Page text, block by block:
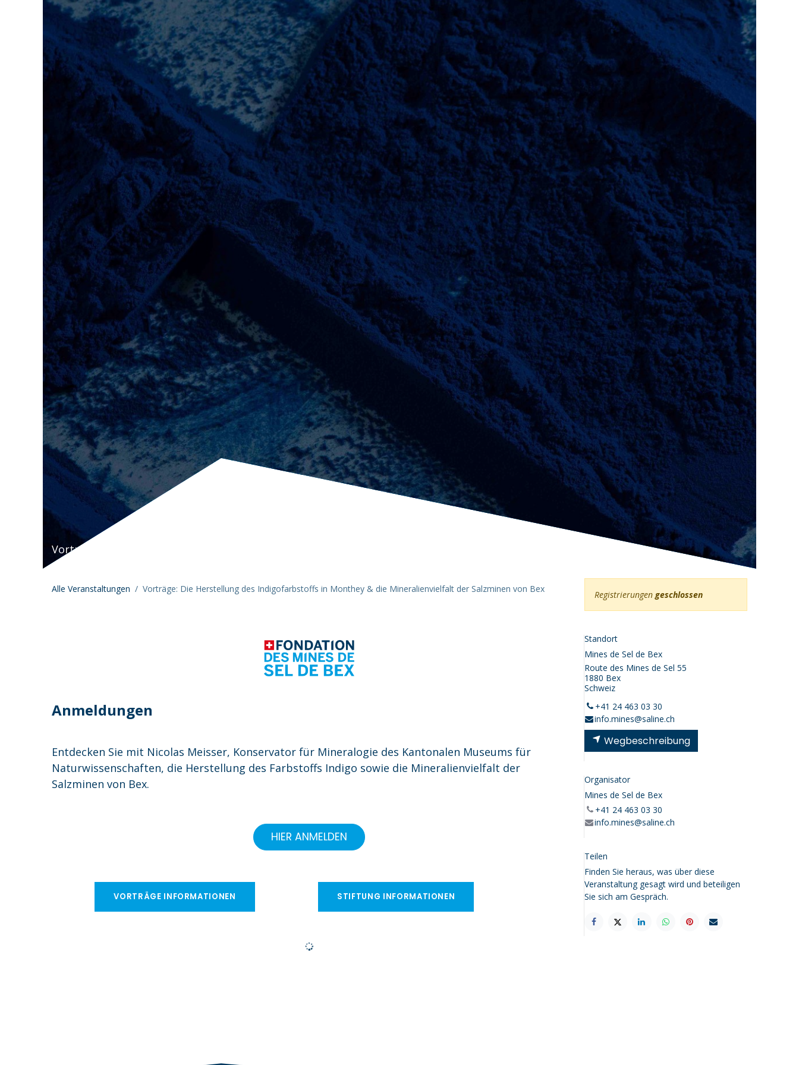
Vorträge: Die Herstellung des Indigofarbstoffs in Monthey & die Mineralienvielfalt der Salzminen von Bex
Alle Veranstaltungen Vorträge: Die Herstellung des Indigofarbstoffs in Monthey & die Mineralienvielfalt der Salzminen von Bex
Anmeldungen
Entdecken Sie mit Nicolas Meisser, Konservator für Mineralogie des Kantonalen Museums für
Naturwissenschaften, die Herstellung des Farbstoffs Indigo sowie die Mineralienvielfalt der
Salzminen von Bex.
HIER ANMELDEN
VORTRÄGE INFORMATIONEN STIFTUNG INFORMATIONEN
Registrierungen geschlossen
Standort
Mines de Sel de Bex
Route des Mines de Sel 55
1880 Bex
Schweiz
+41 24 463 03 30
info.mines@saline.ch
Wegbeschreibung
Organisator
Mines de Sel de Bex
+41 24 463 03 30
info.mines@saline.ch
Teilen
Finden Sie heraus, was über diese
Veranstaltung gesagt wird und beteiligen
Sie sich am Gespräch.